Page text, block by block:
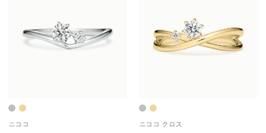
ニココ
ニココ クロス